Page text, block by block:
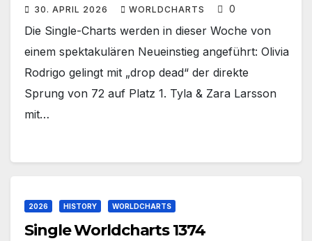
30. APRIL 2026 WORLDCHARTS 0
Die Single-Charts werden in dieser Woche von
einem spektakulären Neueinstieg angeführt: Olivia
Rodrigo gelingt mit „drop dead“ der direkte
Sprung von 72 auf Platz 1. Tyla & Zara Larsson
mit…
2026 HISTORY WORLDCHARTS
Single Worldcharts 1374